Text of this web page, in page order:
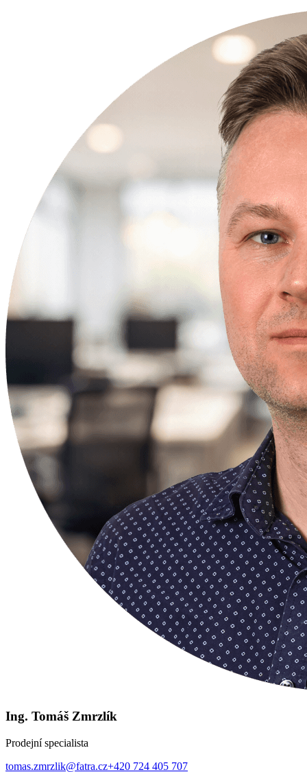
Ing. Tomáš Zmrzlík
Prodejní specialista
tomas.zmrzlik@fatra.cz+420 724 405 707